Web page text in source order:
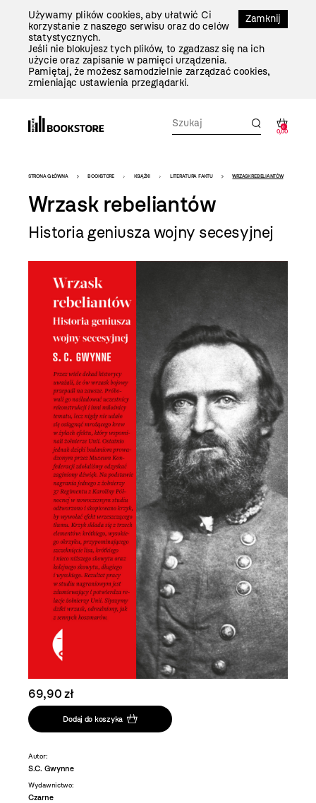
Zamknij
Używamy plików cookies, aby ułatwić Ci
korzystanie z naszego serwisu oraz do celów
statystycznych.
Jeśli nie blokujesz tych plików, to zgadzasz się na ich
użycie oraz zapisanie w pamięci urządzenia.
Pamiętaj, że możesz samodzielnie zarządzać cookies,
zmieniając ustawienia przeglądarki.
0
0,00
Bookstore
-
szablon
szczegóły
STRONA GŁÓWNA BOOKSTORE KSIĄŻKI LITERATURA FAKTU WRZASK REBELIANTÓW
Wrzask rebeliantów
Historia geniusza wojny secesyjnej
69,90 zł
Dodaj do koszyka
Autor:
S.C. Gwynne
Wydawnictwo:
Czarne